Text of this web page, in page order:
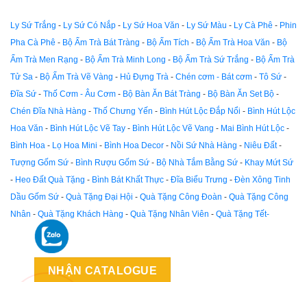
Ly Sứ Trắng - Ly Sứ Có Nắp - Ly Sứ Hoa Văn - Ly Sứ Màu - Ly Cà Phê - Phin
Pha Cà Phê - Bộ Ấm Trà Bát Tràng - Bộ Ấm Tích - Bộ Ấm Trà Hoa Văn - Bộ
Ấm Trà Men Rạng - Bộ Ấm Trà Minh Long - Bộ Ấm Trà Sứ Trắng - Bộ Ấm Trà
Tử Sa - Bộ Ấm Trà Vẽ Vàng - Hủ Đựng Trà - Chén cơm - Bát cơm - Tô Sứ -
Đĩa Sứ - Thố Cơm - Âu Cơm - Bộ Bàn Ăn Bát Tràng - Bộ Bàn Ăn Set Bộ -
Chén Đĩa Nhà Hàng - Thố Chưng Yến - Bình Hút Lộc Đắp Nổi - Bình Hút Lộc
Hoa Văn - Bình Hút Lộc Vẽ Tay - Bình Hút Lộc Vẽ Vang - Mai Bình Hút Lộc -
Bình Hoa - Lọ Hoa Mini - Bình Hoa Decor - Nồi Sứ Nhà Hàng - Niêu Đất-
Tượng Gốm Sứ - Bình Rượu Gốm Sứ - Bộ Nhà Tắm Bằng Sứ - Khay Mứt Sứ
- Heo Đất Quà Tặng - Bình Bát Khất Thực - Đĩa Biểu Trưng - Đèn Xông Tinh
Dầu Gốm Sứ - Quà Tặng Đại Hội - Quà Tặng Công Đoàn - Quà Tặng Công
Nhân - Quà Tặng Khách Hàng - Quà Tặng Nhân Viên - Quà Tặng Tết-
NHẬN CATALOGUE